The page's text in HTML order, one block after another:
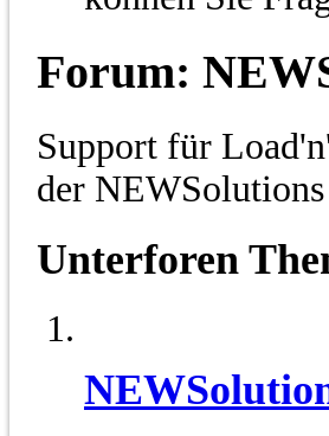
Forum:
Support für
der NEWSolutions
Unterforen